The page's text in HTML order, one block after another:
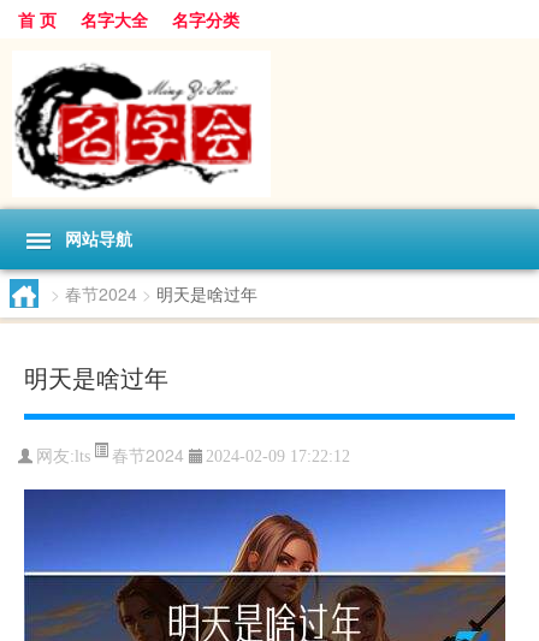
首 页 名字大全 名字分类
网站导航
> 春节2024 > 明天是啥过年
明天是啥过年
网友: lts 春节2024 2024-02-09 17:22:12